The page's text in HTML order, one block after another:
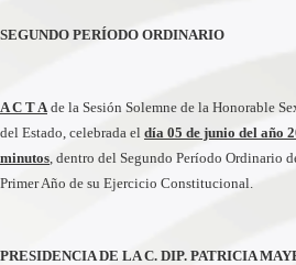
SEGUNDO PERÍODO ORDINARIO
A C T A de la Sesión Solemne de la Honorable
del Estado, celebrada el día 05 de junio del año
minutos , dentro del Segundo Período Ordinario
Primer Año de su Ejercicio Constitucional.
PRESIDENCIA DE LA C. DIP. PATRICIA